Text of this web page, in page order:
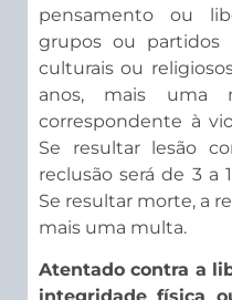
pensamento ou
grupos ou partidos
culturais ou
anos, mais uma
correspondente à
Se resultar lesão
reclusão será de 3 a
Se resultar morte, a
mais uma multa.
Atentado contra a